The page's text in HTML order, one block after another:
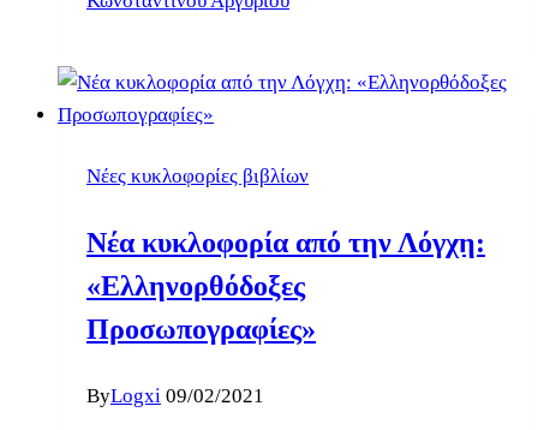
Νέες κυκλοφορίες βιβλίων
Νέα κυκλοφορία από την Λόγχη:
«Ελληνορθόδοξες
Προσωπογραφίες»
ByLogxi 09/02/2021